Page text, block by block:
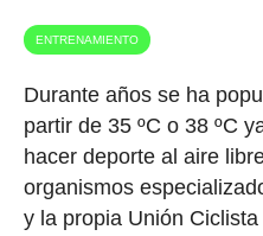
ENTRENAMIENTO
Durante años se ha
partir de 35 ºC o 38 ºC
hacer deporte al aire
organismos
y la propia Unión